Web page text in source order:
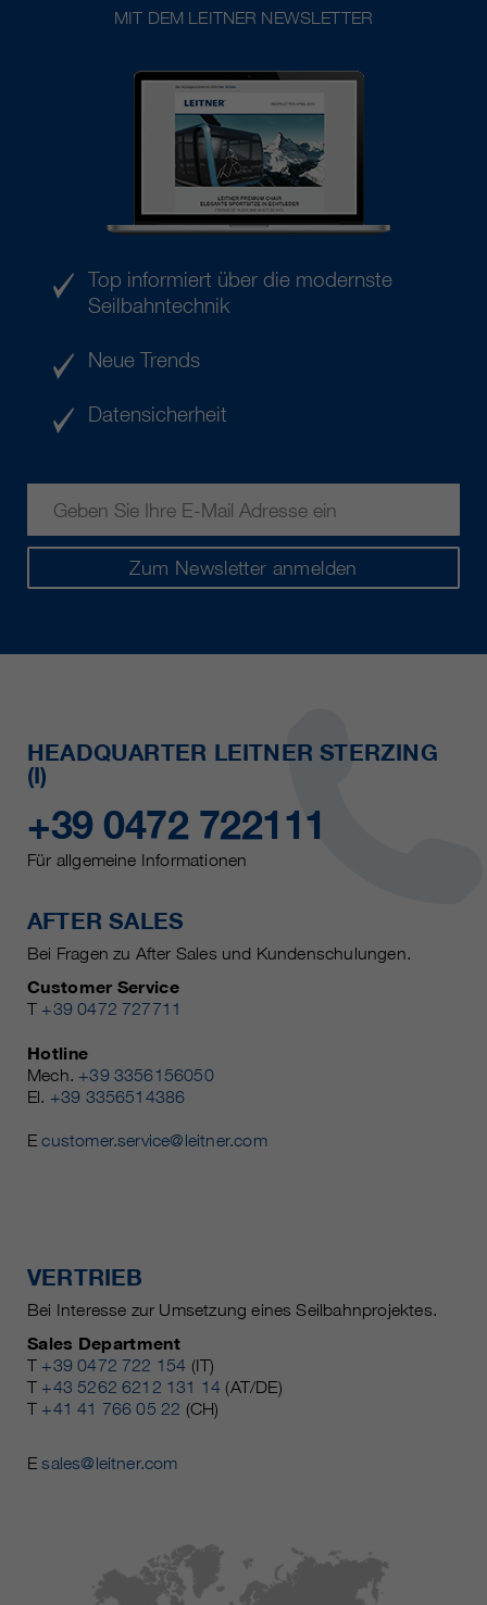
MIT DEM LEITNER NEWSLETTER
Zum Newsletter anmelden
Top informiert über die modernste
Seilbahntechnik
Neue Trends
Datensicherheit
HEADQUARTER LEITNER STERZING
(I)
+39 0472 722111
Für allgemeine Informationen
AFTER SALES
Bei Fragen zu After Sales und Kundenschulungen.
Customer Service
T +39 0472 727711
Hotline
Mech. +39 3356156050
El. +39 3356514386
Ecustomer.service@leitner.com
VERTRIEB
Bei Interesse zur Umsetzung eines Seilbahnprojektes.
Sales Department
T +39 0472 722 154 (IT)
T +43 5262 6212 131 14 (AT/DE)
T +41 41 766 05 22 (CH)
Esales@leitner.com